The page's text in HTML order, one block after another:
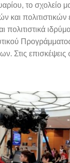
το σχολείο
και
πολιτιστικά
Στις επισκέψεις